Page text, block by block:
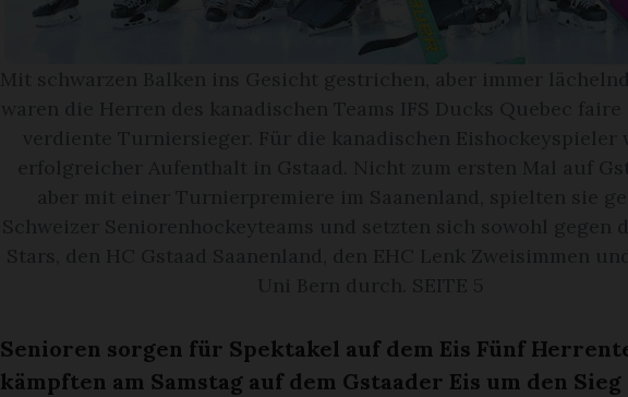
Senioren sorgen für Spektakel auf dem Eis Fünf
kämpften am Samstag auf dem Gstaader Eis um den Sieg